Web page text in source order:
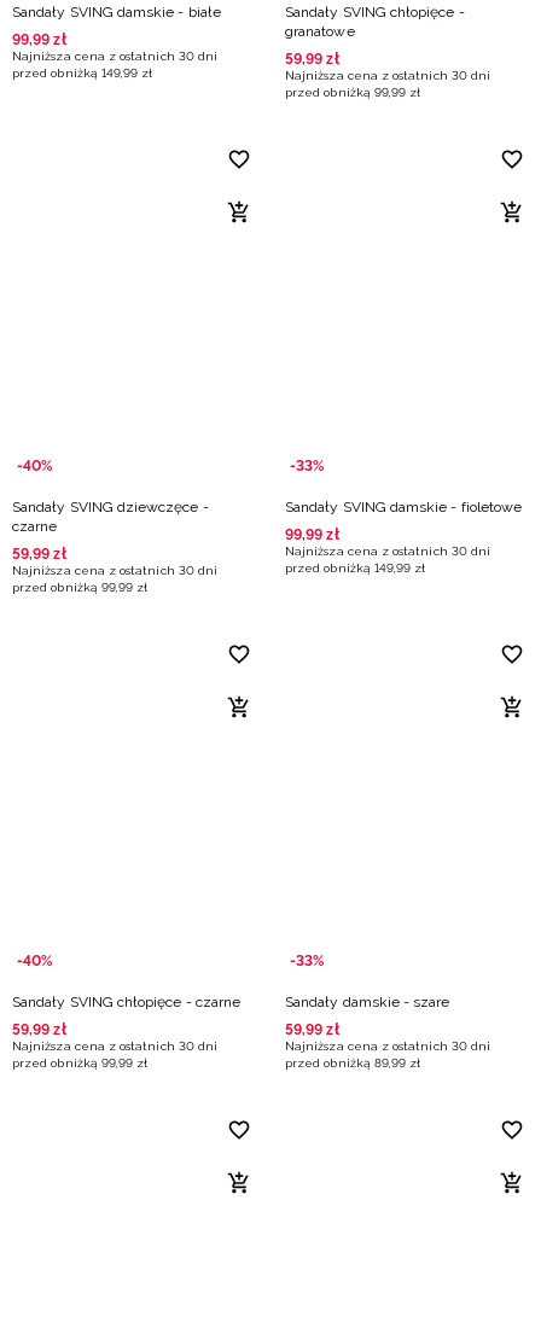
Sandały SVING damskie - białe
99,99 zł
Najniższa cena z ostatnich 30 dni
przed obniżką 149,99 zł
Sandały SVING chłopięce -
granatowe
59,99 zł
Najniższa cena z ostatnich 30 dni
przed obniżką 99,99 zł
-40%
Sandały SVING dziewczęce -
czarne
59,99 zł
Najniższa cena z ostatnich 30 dni
przed obniżką 99,99 zł
-33%
Sandały SVING damskie - fioletowe
99,99 zł
Najniższa cena z ostatnich 30 dni
przed obniżką 149,99 zł
-40%
Sandały SVING chłopięce - czarne
59,99 zł
Najniższa cena z ostatnich 30 dni
przed obniżką 99,99 zł
-33%
Sandały damskie - szare
59,99 zł
Najniższa cena z ostatnich 30 dni
przed obniżką 89,99 zł